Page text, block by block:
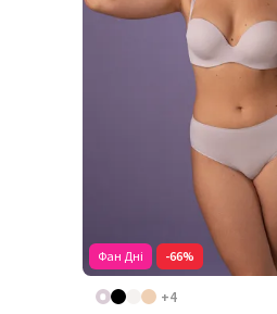
Фан Дні -66%
+4